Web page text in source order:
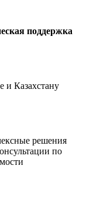
поддержка
и Казахстану
решения
по